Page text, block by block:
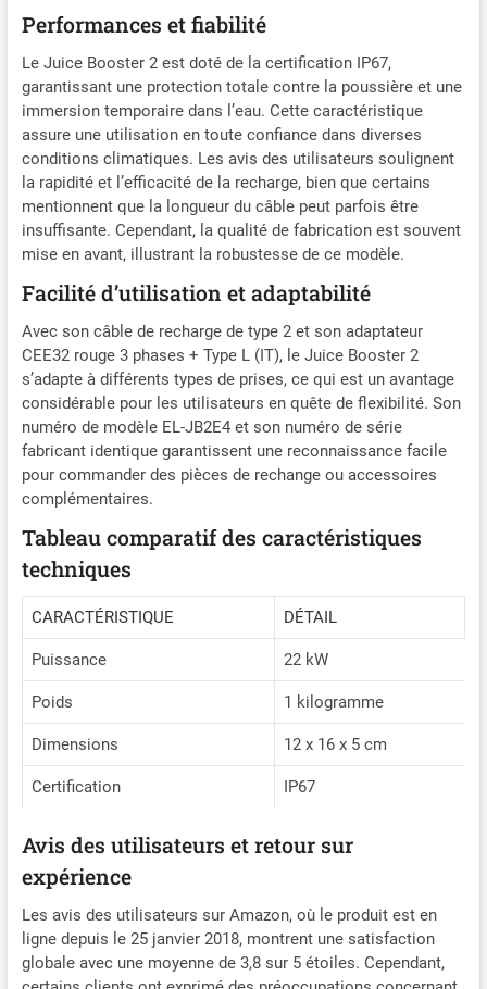
d'autres AUCUNE
INSTALLATION -
BRANCHEZ ET
RECHARGEZ : Aucune
installation nécessaire,
aucun électricien requis,
commencez à charger
immédiatement sur
n'importe quelle prise avec
plus de 25 adaptateurs
Juice Connector dotés de la
technologie de
reconnaissance de prise.
Étendez la portée jusqu'à 25
mètres avec les câbles
Juice sans perte de
puissance (câbles non
inclus) CHARGE RAPIDE -
JUSQU'À 80 % EN
recharge monophasée à
kW (6A-32A). Profitez d'une
recharge à haute puissance
même avec une recharge
DURER : Dans une plage de
température de -30° à
+50°C, et grâce à la
résistance à l'eau et à la
poussière (normes IP67),
ainsi qu'à la résistance aux
cas de passage de
disjoncteur de courant
résiduel s'éteint en cas de
défaut menaçant en
Performances et fiabilité
Le Juice Booster 2 est doté de la certification IP67,
garantissant une protection totale contre la poussière et une
immersion temporaire dans l’eau. Cette caractéristique
assure une utilisation en toute confiance dans diverses
conditions climatiques. Les avis des utilisateurs soulignent
la rapidité et l’efficacité de la recharge, bien que certains
mentionnent que la longueur du câble peut parfois être
insuffisante. Cependant, la qualité de fabrication est souvent
mise en avant, illustrant la robustesse de ce modèle.
Facilité d’utilisation et adaptabilité
Avec son câble de recharge de type 2 et son adaptateur
CEE32 rouge 3 phases + Type L (IT), le Juice Booster 2
s’adapte à différents types de prises, ce qui est un avantage
considérable pour les utilisateurs en quête de flexibilité. Son
numéro de modèle EL-JB2E4 et son numéro de série
fabricant identique garantissent une reconnaissance facile
pour commander des pièces de rechange ou accessoires
complémentaires.
Tableau comparatif des caractéristiques
techniques
CARACTÉRISTIQUE DÉTAIL
Puissance 22 kW
Poids 1 kilogramme
Dimensions 12 x 16 x 5 cm
Certification IP67
Avis des utilisateurs et retour sur
expérience
Les avis des utilisateurs sur Amazon, où le produit est en
ligne depuis le 25 janvier 2018, montrent une satisfaction
globale avec une moyenne de 3,8 sur 5 étoiles. Cependant,